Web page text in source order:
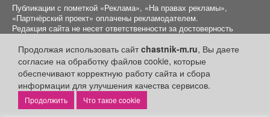
Продолжая использовать сайтchastnik-m.ru, Вы даете
согласие на обработку файлов cookie, которые
обеспечивают корректную работу сайта и сбора
информации для улучшения качества сервисов.
Что такое cookie
Публикации с пометкой «Реклама», «На правах рекламы»,
«Партнёрский проект» оплачены рекламодателем.
Редакция сайта не несет ответственности за достоверность
объявлениях.
+16 © 2006-2026ООО "Частник-М"